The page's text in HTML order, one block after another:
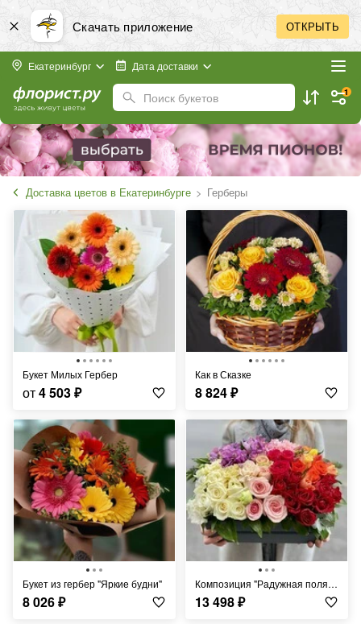
Скачать приложение ОТКРЫТЬ
Екатеринбург Дата доставки
Поиск букетов 1
Доставка цветов в Екатеринбурге Герберы
Букет Милых Гербер
от4 503₽
Как в Сказке
8 824₽
Букет из гербер "Яркие будни"
8 026₽
Композиция "Радужная поляна"
13 498₽